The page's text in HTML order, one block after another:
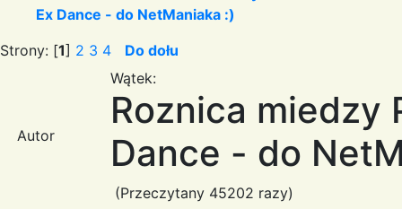
Ex Dance - do NetManiaka :)
Strony: [1] 2 3 4 Do dołu
Autor
Wątek:
Roznica miedzy
Dance - do
(Przeczytany 45202 razy)